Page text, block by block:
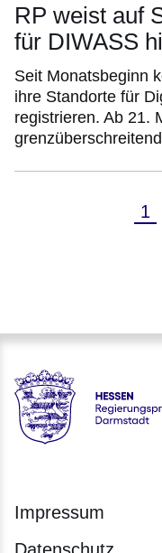
RP weist auf
für DIWASS
Seit Monatsbeginn
ihre Standorte für
registrieren. Ab 21.
1
Hessen -
Impressum